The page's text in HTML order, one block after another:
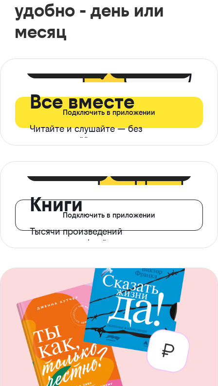
удобно - день или
месяц
Все вместе
Читайте и слушайте — без
ограничений*
Подключить в приложении
Книги
Тысячи произведений
с доступом офлайн
Подключить в приложении